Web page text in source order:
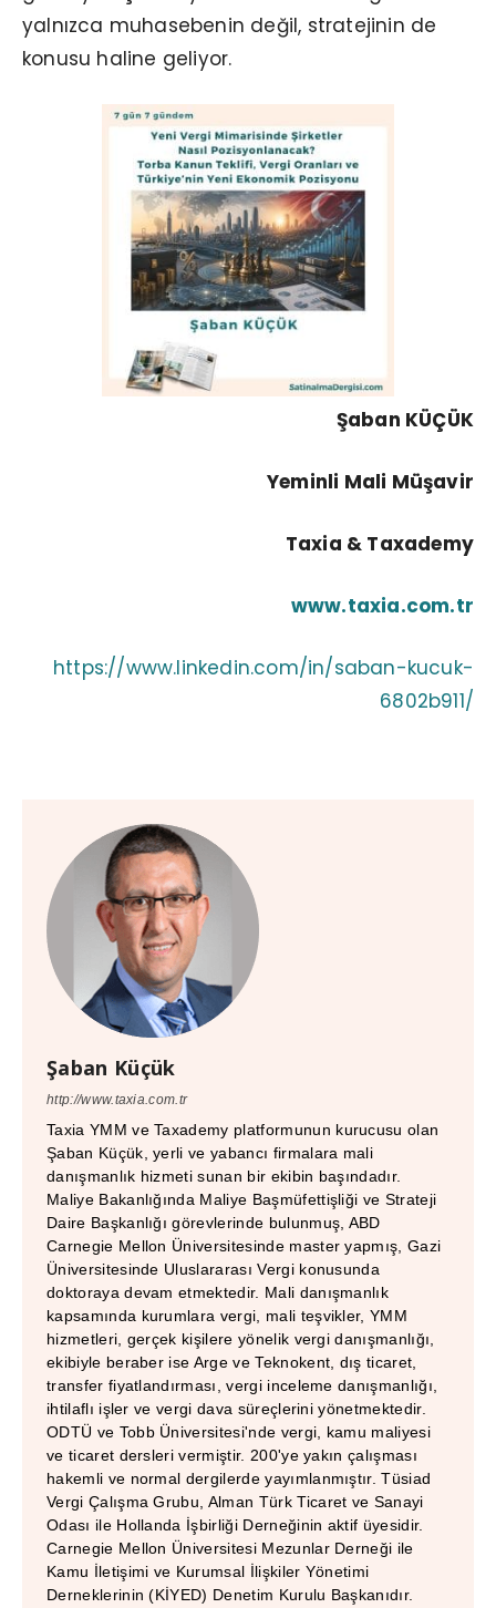
yalnızca muhasebenin değil, stratejinin de
konusu haline geliyor.
Şaban KÜÇÜK
Yeminli Mali Müşavir
Taxia & Taxademy
www.taxia.com.tr
https://www.linkedin.com/in/saban-kucuk-
6802b911/
Şaban Küçük
http://www.taxia.com.tr
Taxia YMM ve Taxademy platformunun kurucusu olan
Şaban Küçük, yerli ve yabancı firmalara mali
danışmanlık hizmeti sunan bir ekibin başındadır.
Maliye Bakanlığında Maliye Başmüfettişliği ve Strateji
Daire Başkanlığı görevlerinde bulunmuş, ABD
Carnegie Mellon Üniversitesinde master yapmış, Gazi
Üniversitesinde Uluslararası Vergi konusunda
doktoraya devam etmektedir. Mali danışmanlık
kapsamında kurumlara vergi, mali teşvikler, YMM
hizmetleri, gerçek kişilere yönelik vergi danışmanlığı,
ekibiyle beraber ise Arge ve Teknokent, dış ticaret,
transfer fiyatlandırması, vergi inceleme danışmanlığı,
ihtilaflı işler ve vergi dava süreçlerini yönetmektedir.
ODTÜ ve Tobb Üniversitesi'nde vergi, kamu maliyesi
ve ticaret dersleri vermiştir. 200'ye yakın çalışması
hakemli ve normal dergilerde yayımlanmıştır. Tüsiad
Vergi Çalışma Grubu, Alman Türk Ticaret ve Sanayi
Odası ile Hollanda İşbirliği Derneğinin aktif üyesidir.
Carnegie Mellon Üniversitesi Mezunlar Derneği ile
Kamu İletişimi ve Kurumsal İlişkiler Yönetimi
Derneklerinin (KİYED) Denetim Kurulu Başkanıdır.